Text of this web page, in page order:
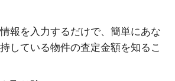
報を入力するだけで、簡単にあな
している物件の査定金額を知るこ